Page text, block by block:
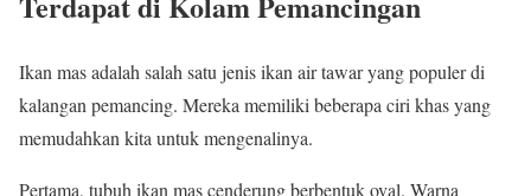
Ikan mas adalah salah satu jenis ikan air tawar yang populer di
kalangan pemancing. Mereka memiliki beberapa ciri khas yang
memudahkan kita untuk mengenalinya.
Pertama, tubuh ikan mas cenderung berbentuk oval. Warna